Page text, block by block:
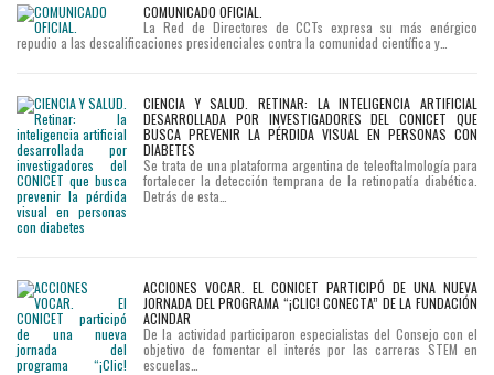
COMUNICADO OFICIAL.
La Red de Directores de CCTs expresa su más enérgico
repudio a las descalificaciones presidenciales contra la comunidad científica y…
CIENCIA Y SALUD. RETINAR: LA INTELIGENCIA ARTIFICIAL
DESARROLLADA POR INVESTIGADORES DEL CONICET QUE
BUSCA PREVENIR LA PÉRDIDA VISUAL EN PERSONAS CON
DIABETES
Se trata de una plataforma argentina de teleoftalmología para
fortalecer la detección temprana de la retinopatía diabética.
Detrás de esta…
ACCIONES VOCAR. EL CONICET PARTICIPÓ DE UNA NUEVA
JORNADA DEL PROGRAMA “¡CLIC! CONECTA” DE LA FUNDACIÓN
ACINDAR
De la actividad participaron especialistas del Consejo con el
objetivo de fomentar el interés por las carreras STEM en
escuelas…